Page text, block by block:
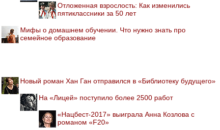
Отложенная взрослость: Как изменились
пятиклассники за 50 лет
Мифы о домашнем обучении. Что нужно знать про
семейное образование
Новый роман Хан Ган отправился в «Библиотеку будущего»
На «Лицей» поступило более 2500 работ
«Нацбест-2017» выиграла Анна Козлова с
романом «F20»